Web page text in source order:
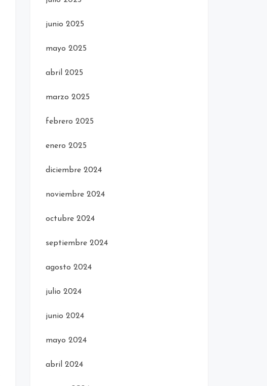
junio 2025
mayo 2025
abril 2025
marzo 2025
febrero 2025
enero 2025
diciembre 2024
noviembre 2024
octubre 2024
septiembre 2024
agosto 2024
julio 2024
junio 2024
mayo 2024
abril 2024